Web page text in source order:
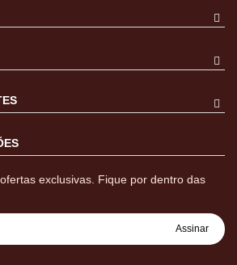
exclusivas. Fique por dentro das
Assinar